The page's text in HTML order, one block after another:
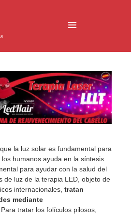
la luz solar es fundamental para
humanos ayuda en la síntesis
para ayudar con la salud del
de luz de la terapia LED, objeto de
internacionales, tratan
mediante
Para tratar los folículos pilosos,